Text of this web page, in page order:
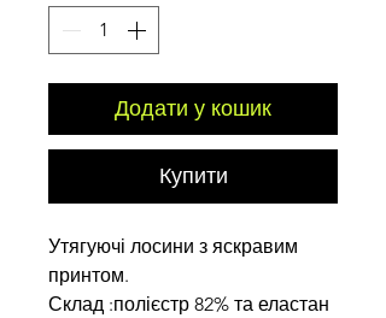
Додати у кошик
Купити
Утягуючі лосини з яскравим
принтом.
Склад :полієстр 82% та еластан